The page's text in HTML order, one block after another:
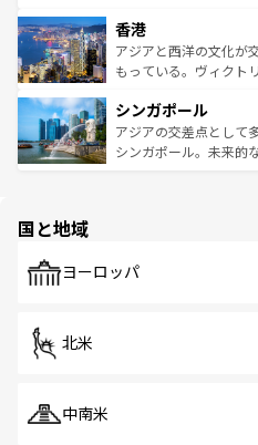
とつ。フォーやバイン
ひ現地で味わいたい。
が旅行者を迎えてくれ
参照してほしい。
の活気が交差している
帯で自然と触れ合い、
いビーチでリゾート気
激する。気候は一年中
が待っている。親しみ
た文化、そして多様な
香港
アジアと西洋の文化が
もっている。ヴィクト
み、どこを訪れても感
ており、効率よく見ど
うな絶景から文化的な
シンガポール
アジアの交差点として
シンガポール。未来的
で、ホーカーズは地元
国と地域
ヨーロッパ
北米
中南米